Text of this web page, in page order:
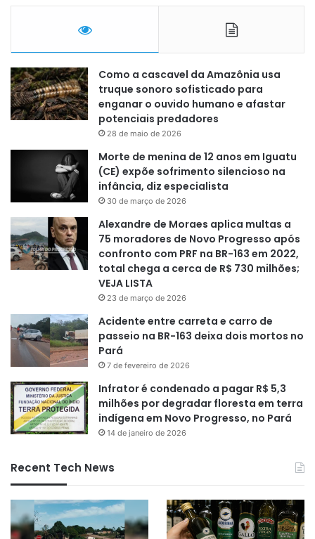
Como a cascavel da Amazônia usa
truque sonoro sofisticado para
enganar o ouvido humano e afastar
potenciais predadores
28 de maio de 2026
Morte de menina de 12 anos em Iguatu
(CE) expõe sofrimento silencioso na
infância, diz especialista
30 de março de 2026
Alexandre de Moraes aplica multas a
75 moradores de Novo Progresso após
confronto com PRF na BR-163 em 2022,
total chega a cerca de R$ 730 milhões;
VEJA LISTA
23 de março de 2026
Acidente entre carreta e carro de
passeio na BR-163 deixa dois mortos no
Pará
7 de fevereiro de 2026
Infrator é condenado a pagar R$ 5,3
milhões por degradar floresta em terra
indígena em Novo Progresso, no Pará
14 de janeiro de 2026
Recent Tech News